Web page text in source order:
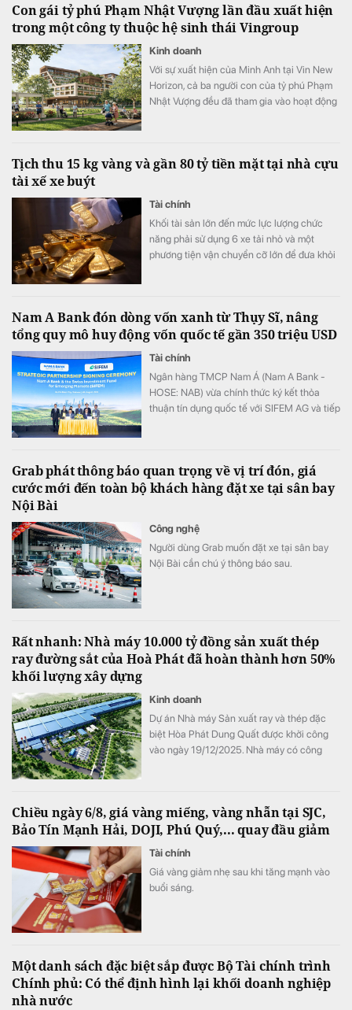
Con gái tỷ phú Phạm Nhật Vượng lần đầu xuất hiện
trong một công ty thuộc hệ sinh thái Vingroup
Kinh doanh
Với sự xuất hiện của Minh Anh tại Vin New
Horizon, cả ba người con của tỷ phú Phạm
Nhật Vượng đều đã tham gia vào hoạt động
Tịch thu 15 kg vàng và gần 80 tỷ tiền mặt tại nhà cựu
tài xế xe buýt
Tài chính
Khối tài sản lớn đến mức lực lượng chức
năng phải sử dụng 6 xe tải nhỏ và một
phương tiện vận chuyển cỡ lớn để đưa khỏi
Nam A Bank đón dòng vốn xanh từ Thụy Sĩ, nâng
tổng quy mô huy động vốn quốc tế gần 350 triệu USD
Tài chính
Ngân hàng TMCP Nam Á (Nam A Bank -
HOSE: NAB) vừa chính thức ký kết thỏa
thuận tín dụng quốc tế với SIFEM AG và tiếp
thu hút thành công từ đầu năm đến nay lên
gần 350 triệu USD.
Grab phát thông báo quan trọng về vị trí đón, giá
cước mới đến toàn bộ khách hàng đặt xe tại sân bay
Nội Bài
Công nghệ
Người dùng Grab muốn đặt xe tại sân bay
Nội Bài cần chú ý thông báo sau.
Rất nhanh: Nhà máy 10.000 tỷ đồng sản xuất thép
ray đường sắt của Hoà Phát đã hoàn thành hơn 50%
khối lượng xây dựng
Kinh doanh
Dự án Nhà máy Sản xuất ray và thép đặc
biệt Hòa Phát Dung Quất được khởi công
vào ngày 19/12/2025. Nhà máy có công
phía Đông Khu Kinh tế Dung Quất.
Chiều ngày 6/8, giá vàng miếng, vàng nhẫn tại SJC,
Bảo Tín Mạnh Hải, DOJI, Phú Quý,... quay đầu giảm
Tài chính
Giá vàng giảm nhẹ sau khi tăng mạnh vào
buổi sáng.
Một danh sách đặc biệt sắp được Bộ Tài chính trình
Chính phủ: Có thể định hình lại khối doanh nghiệp
nhà nước